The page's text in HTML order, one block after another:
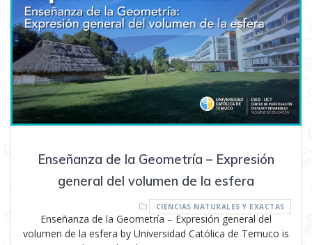
Enseñanza de la Geometría – Expresión
general del volumen de la esfera
CIENCIAS NATURALES Y EXACTAS
Enseñanza de la Geometría – Expresión general del
volumen de la esfera by Universidad Católica de Temuco is